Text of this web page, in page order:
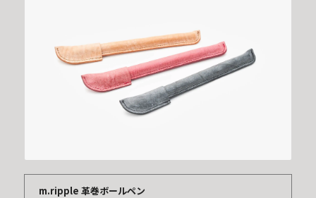
m.ripple 革巻ボールペン